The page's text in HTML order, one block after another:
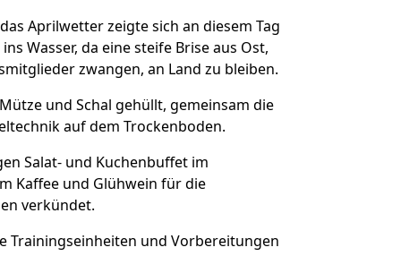
Aprilwetter zeigte sich an diesem Tag
Wasser, da eine steife Brise aus Ost,
zwangen, an Land zu bleiben.
und Schal gehüllt, gemeinsam die
auf dem Trockenboden.
Salat- und Kuchenbuffet im
Kaffee und Glühwein für die
verkündet.
Trainingseinheiten und Vorbereitungen